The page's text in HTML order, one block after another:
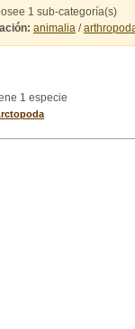
1 sub-categoría(s)
animalia /
1 especie